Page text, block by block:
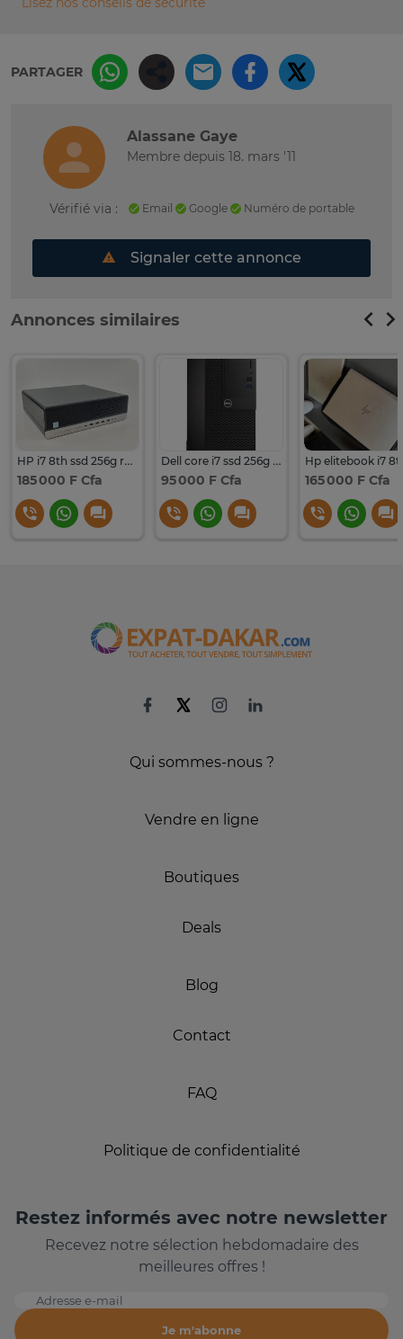
PARTAGER
Alassane Gaye
Membre depuis 18. mars '11
Vérifié via : Email Google Numéro de portable
Signaler cette annonce
Annonces similaires
HP i7 8th ssd 256g ram 16g wifi neuf
185 000 F Cfa
Dell core i7 ssd 256g ram 16g hdmi
95 000 F Cfa 165 000 F Cfa
Qui sommes-nous ?
Vendre en ligne
Boutiques
Deals
Blog
Contact
FAQ
Politique de confidentialité
Restez informés avec notre newsletter
Recevez notre sélection hebdomadaire des
meilleures offres !
Adresse e-mail
Je m'abonne